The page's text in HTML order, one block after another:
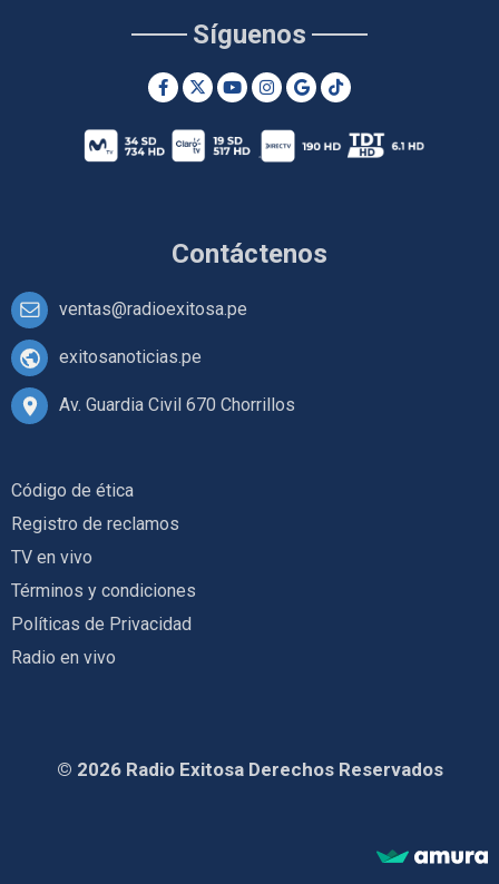
Contáctenos
ventas@radioexitosa.pe
exitosanoticias.pe
Av. Guardia Civil 670 Chorrillos
Síguenos
Código de ética
Registro de reclamos
TV en vivo
Términos y condiciones
Políticas de Privacidad
Radio en vivo
© 2026 Radio Exitosa Derechos Reservados